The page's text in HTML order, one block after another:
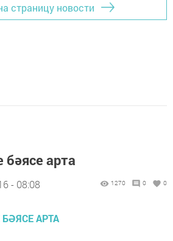
страницу новости
арта
- 08:08 1270 0 0